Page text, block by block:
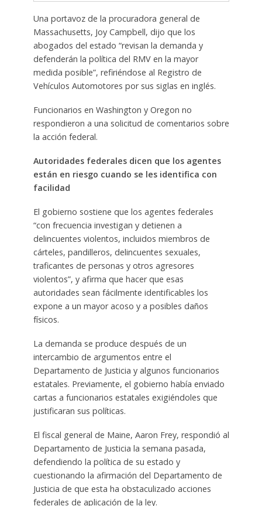
Una portavoz de la procuradora general de
Massachusetts, Joy Campbell, dijo que los
abogados del estado “revisan la demanda y
defenderán la política del RMV en la mayor
medida posible”, refiriéndose al Registro de
Vehículos Automotores por sus siglas en inglés.
Funcionarios en Washington y Oregon no
respondieron a una solicitud de comentarios sobre
la acción federal.
Autoridades federales dicen que los agentes
están en riesgo cuando se les identifica con
facilidad
El gobierno sostiene que los agentes federales
“con frecuencia investigan y detienen a
delincuentes violentos, incluidos miembros de
cárteles, pandilleros, delincuentes sexuales,
traficantes de personas y otros agresores
violentos”, y afirma que hacer que esas
autoridades sean fácilmente identificables los
expone a un mayor acoso y a posibles daños
físicos.
La demanda se produce después de un
intercambio de argumentos entre el
Departamento de Justicia y algunos funcionarios
estatales. Previamente, el gobierno había enviado
cartas a funcionarios estatales exigiéndoles que
justificaran sus políticas.
El fiscal general de Maine, Aaron Frey, respondió al
Departamento de Justicia la semana pasada,
defendiendo la política de su estado y
cuestionando la afirmación del Departamento de
Justicia de que esta ha obstaculizado acciones
federales de aplicación de la ley.